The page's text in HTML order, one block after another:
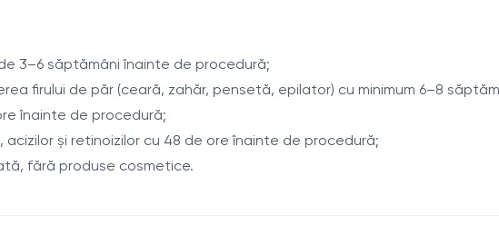
asupra firelor pigmentate, contribuind la reducerea treptată a
3–6 săptămâni înainte de procedură;
firului de păr (ceară, zahăr, pensetă, epilator) cu minimum 6–8
înainte de procedură;
și retinoizilor cu 48 de ore înainte de procedură;
fără produse cosmetice.